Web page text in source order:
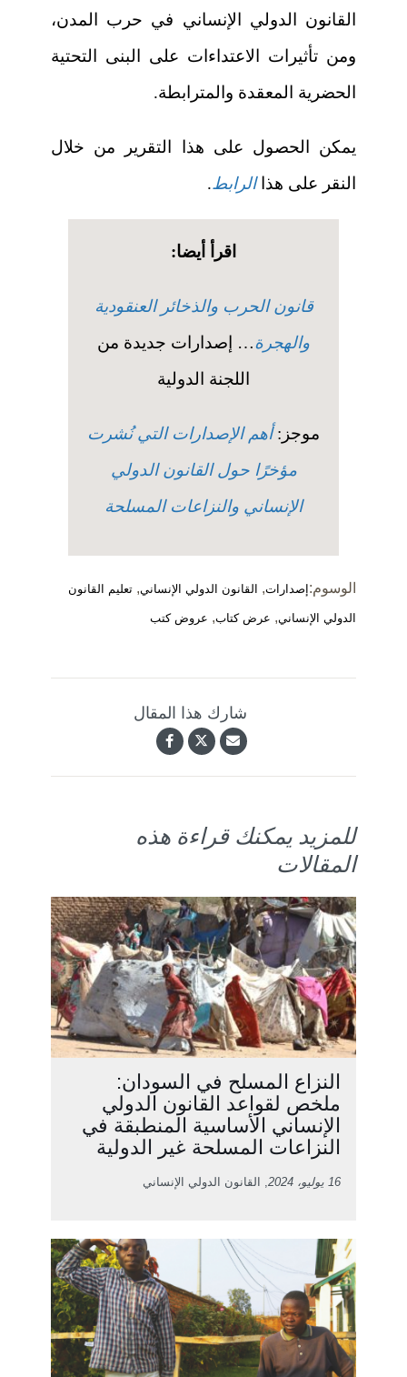
القانون الدولي الإنساني في حرب المدن،
ومن تأثيرات الاعتداءات على البنى التحتية
الحضرية المعقدة والمترابطة.
يمكن الحصول على هذا التقرير من خلال
النقر على هذاالرابط.
اقرأ أيضا:
قانون الحرب والذخائر العنقودية
والهجرة… إصدارات جديدة من
اللجنة الدولية
موجز:أهم الإصدارات التي نُشرت
مؤخرًا حول القانون الدولي
الإنساني والنزاعات المسلحة
الوسوم: إصدارات, القانون الدولي الإنساني, تعليم القانون
الدولي الإنساني, عرض كتاب, عروض كتب
شارك هذا المقال
للمزيد يمكنك قراءة هذه
المقالات
النزاع المسلح في السودان:
ملخص لقواعد القانون الدولي
الإنساني الأساسية المنطبقة في
النزاعات المسلحة غير الدولية
16 يوليو، 2024 , القانون الدولي الإنساني